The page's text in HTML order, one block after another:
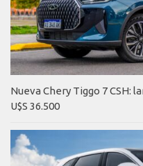
Nueva Chery Tiggo 7 CSH:
U$S 36.500